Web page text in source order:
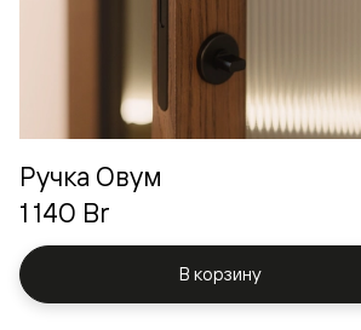
Ручка Овум
1 140 Br
В корзину